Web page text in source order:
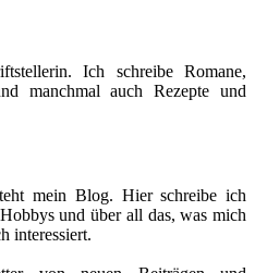
Ich schreibe Romane,
manchmal auch Rezepte und
mein Blog. Hier schreibe ich
und über all das, was mich
interessiert.